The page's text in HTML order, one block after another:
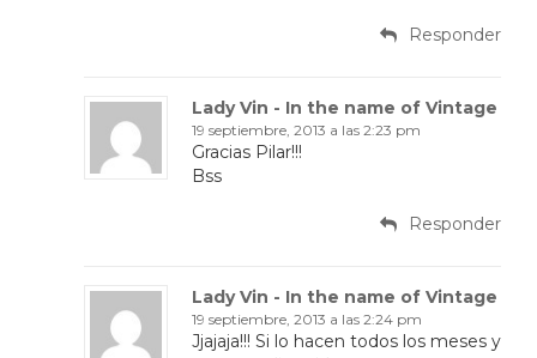
Responder
Lady Vin - In the name of Vintage
19 septiembre, 2013 a las 2:23 pm
Gracias Pilar!!!
Bss
Responder
Lady Vin - In the name of Vintage
19 septiembre, 2013 a las 2:24 pm
Jjajaja!!! Si lo hacen todos los meses y